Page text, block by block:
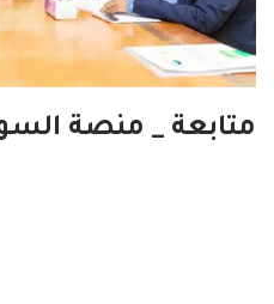
متابعة _ منصة